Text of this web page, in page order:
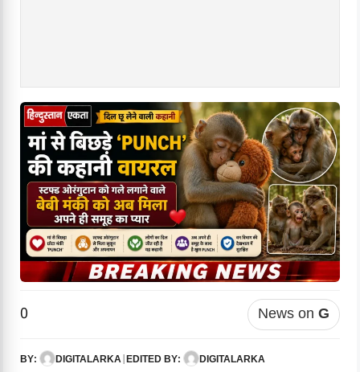
0 News on G
BY: DIGITALARKA EDITED BY:
DIGITALARKA